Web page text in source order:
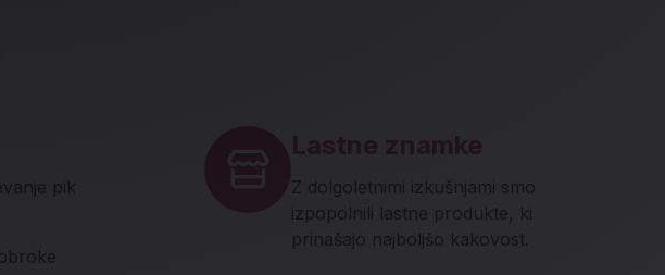
pik
Lastne znamke
Z dolgoletnimi izkušnjami smo
izpopolnili lastne produkte, ki
prinašajo najboljšo kakovost.